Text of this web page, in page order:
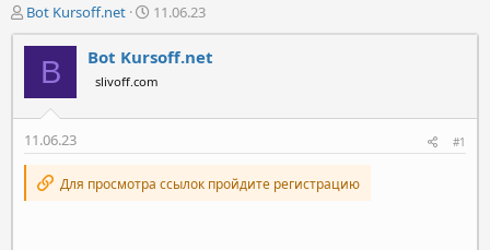
А
в
т
м
ы
Bot Kursoff.net
Д
а
т
а
н
а
а
11.06.23
B Bot Kursoff.net
slivoff.com
11.06.23 #1
Для просмотра ссылок пройдите регистрацию